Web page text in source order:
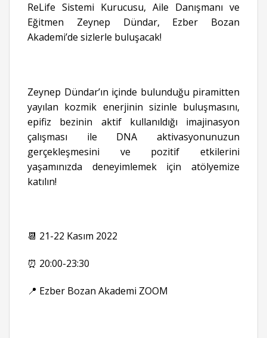
ReLife Sistemi Kurucusu, Aile Danışmanı ve
Eğitmen Zeynep Dündar, Ezber Bozan
Akademi’de sizlerle buluşacak!
Zeynep Dündar’ın içinde bulunduğu piramitten
yayılan kozmik enerjinin sizinle buluşmasını,
epifiz bezinin aktif kullanıldığı imajinasyon
çalışması ile DNA aktivasyonunuzun
gerçekleşmesini ve pozitif etkilerini
yaşamınızda deneyimlemek için atölyemize
katılın!
📆 21-22 Kasım 2022
⏰ 20:00-23:30
📍 Ezber Bozan Akademi ZOOM